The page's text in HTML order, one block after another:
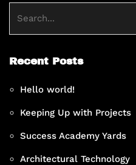
Recent Posts
Hello world!
Keeping Up with Projects
Success Academy Yards
Architectural Technology